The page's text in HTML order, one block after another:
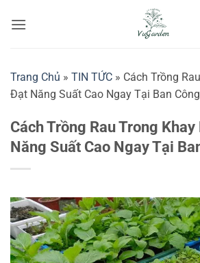
qua
Trang Chủ » TIN TỨC » Cách Trồng
Đạt Năng Suất Cao Ngay Tại Ban Công
Cách Trồng Rau Trong
Năng Suất Cao Ngay Tại